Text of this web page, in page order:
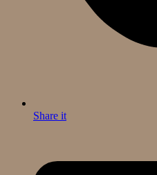
Share it